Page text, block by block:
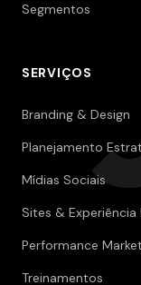
Segmentos
SERVIÇOS
Branding & Design
Planejamento
Mídias Sociais
Sites & Experiência
Performance
Treinamentos